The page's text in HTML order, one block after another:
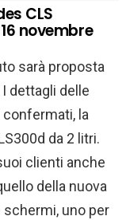
CLS
novembre
sarà proposta
dettagli delle
la
da 2 litri.
clienti anche
della nuova
schermi, uno per